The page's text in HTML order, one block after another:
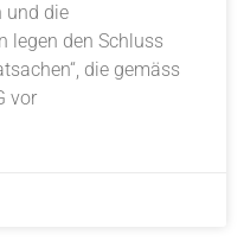
und die
legen den Schluss
die gemäss
vor